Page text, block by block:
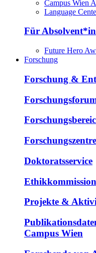
Campus Wien
Language
Für
Future Hero
Forschung
Forschung &
Doktoratsservice
Projekte &
Campus Wien